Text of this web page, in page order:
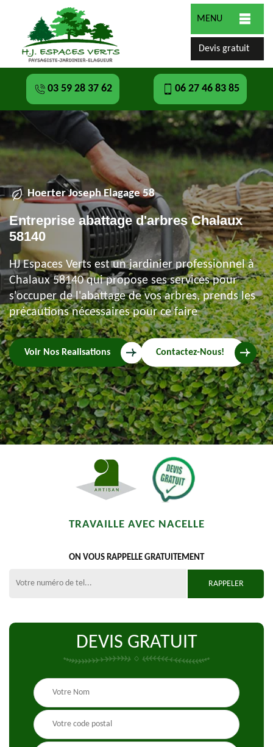
MENU
Devis gratuit
03 59 28 37 62 06 27 46 83 85
Hoerter Joseph Elagage 58
Entreprise abattage d'arbres Chalaux
58140
HJ Espaces Verts est un jardinier professionnel à
Chalaux 58140 qui propose ses services pour
s'occuper de l'abattage de vos arbres, prends les
précautions nécessaires pour ce faire
Voir Nos Realisations Contactez-Nous!
TRAVAILLE AVEC NACELLE
ON VOUS RAPPELLE GRATUITEMENT
DEVIS GRATUIT